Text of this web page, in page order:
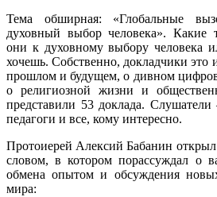
Тема обширная: «Глобальные
духовный выбор человека». Какие
они к духовному выбору человека
хочешь. Собственно, докладчики это
прошлом и будущем, о дивном
о религиозной жизни и
представили 53 доклада.
педагоги и все, кому интересно.
Протоиерей Алексий Бабанин
словом, в котором порассуждал о
обмена опытом и обсуждения
мира: